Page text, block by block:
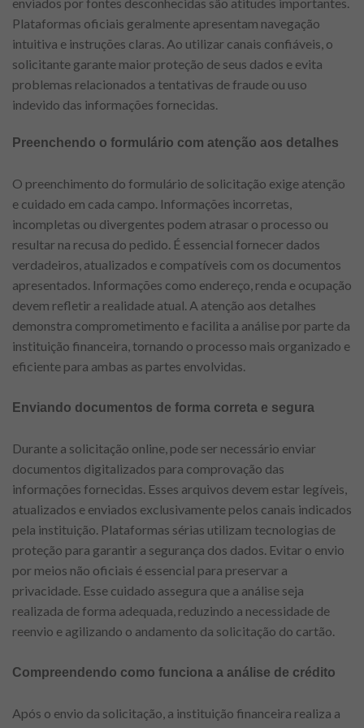
Plataformas oficiais geralmente apresentam navegação
intuitiva e instruções claras. Ao utilizar canais confiáveis, o
solicitante garante maior proteção de seus dados e evita
problemas relacionados a tentativas de fraude ou uso
indevido das informações fornecidas.
Preenchendo o formulário com atenção aos detalhes
O preenchimento do formulário de solicitação exige atenção
e cuidado em cada campo. Informações incorretas,
incompletas ou divergentes podem atrasar o processo ou
resultar na recusa do pedido. É essencial fornecer dados
verdadeiros, atualizados e compatíveis com os documentos
apresentados. Informações como endereço, renda e ocupação
devem refletir a realidade atual. A atenção aos detalhes
demonstra comprometimento e facilita a análise por parte da
instituição financeira, tornando o processo mais organizado e
eficiente para ambas as partes envolvidas.
Enviando documentos de forma correta e segura
Durante a solicitação online, pode ser necessário enviar
documentos digitalizados para comprovação das
informações fornecidas. Esses arquivos devem estar legíveis,
atualizados e enviados exclusivamente pelos canais indicados
pela instituição. Plataformas sérias utilizam tecnologias de
proteção para garantir a segurança dos dados. Evitar o envio
por meios não oficiais é essencial para preservar a
privacidade. Esse cuidado assegura que a análise seja
realizada de forma adequada, reduzindo a necessidade de
reenvio e agilizando o andamento da solicitação do cartão.
Compreendendo como funciona a análise de crédito
Após o envio da solicitação, a instituição financeira realiza a